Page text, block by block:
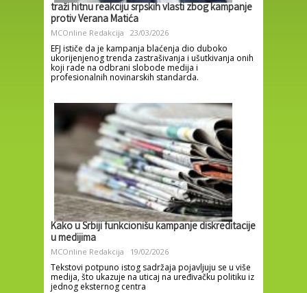
traži hitnu reakciju srpskih vlasti zbog kampanje
protiv Verana Matića
MCOnline Redakcija 23/03/2026
EFJ ističe da je kampanja blaćenja dio duboko
ukorijenjenog trenda zastrašivanja i ušutkivanja onih
koji rade na odbrani slobode medija i
profesionalnih novinarskih standarda.
Kako u Srbiji funkcionišu kampanje diskreditacije
u medijima
MCOnline Redakcija 19/02/2026
Tekstovi potpuno istog sadržaja pojavljuju se u više
medija, što ukazuje na uticaj na uređivačku politiku iz
jednog eksternog centra